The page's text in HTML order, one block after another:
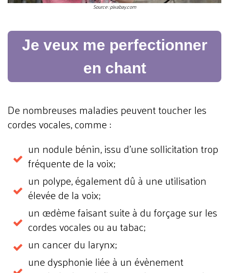
Source : pixabay.com
Je veux me perfectionner
en chant
De nombreuses maladies peuvent toucher les
cordes vocales, comme :
un nodule bénin, issu d'une sollicitation trop
fréquente de la voix;
un polype, également dû à une utilisation
élevée de la voix;
un œdème faisant suite à du forçage sur les
cordes vocales ou au tabac;
un cancer du larynx;
une dysphonie liée à un évènement